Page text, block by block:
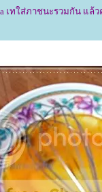
เทใส่ภาชนะรวมกัน แ